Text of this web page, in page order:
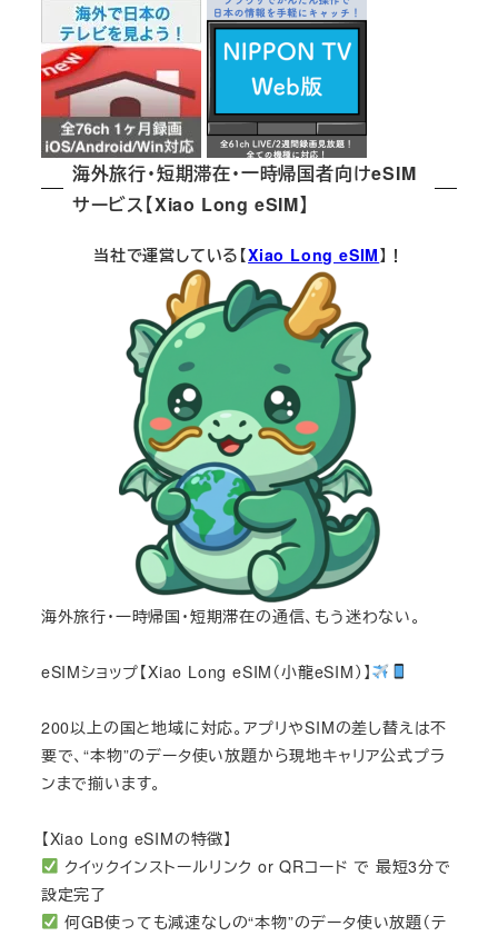
海外旅行・短期滞在・一時帰国者向けeSIM
サービス【Xiao Long eSIM】
当社で運営している【Xiao Long eSIM】！
海外旅行・一時帰国・短期滞在の通信、もう迷わない。
eSIMショップ【Xiao Long eSIM（小龍eSIM）】
200以上の国と地域に対応。アプリやSIMの差し替えは不
要で、“本物”のデータ使い放題から現地キャリア公式プラ
ンまで揃います。
【Xiao Long eSIMの特徴】
クイックインストールリンク or QRコード で 最短3分で
設定完了
何GB使っても減速なしの“本物”のデータ使い放題（テ